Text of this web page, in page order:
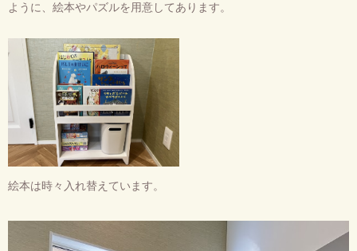
ように、絵本やパズルを用意してあります。
絵本は時々入れ替えています。